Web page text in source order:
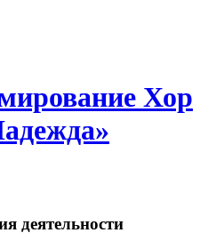
Хор
деятельности